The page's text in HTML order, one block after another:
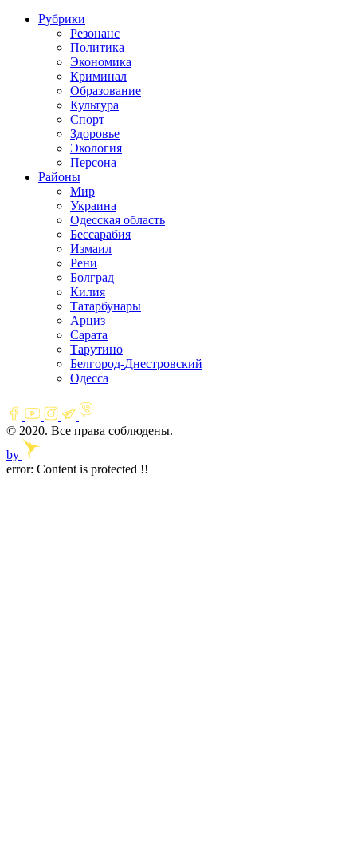
Рубрики
Резонанс
Политика
Экономика
Криминал
Образование
Культура
Спорт
Здоровье
Экология
Персона
Районы
Мир
Украина
Одесская область
Бессарабия
Измаил
Рени
Болград
Килия
Татарбунары
Арциз
Сарата
Тарутино
Белгород-Днестровский
Одесса
© 2020. Все права соблюдены.
by
error: Content is protected !!